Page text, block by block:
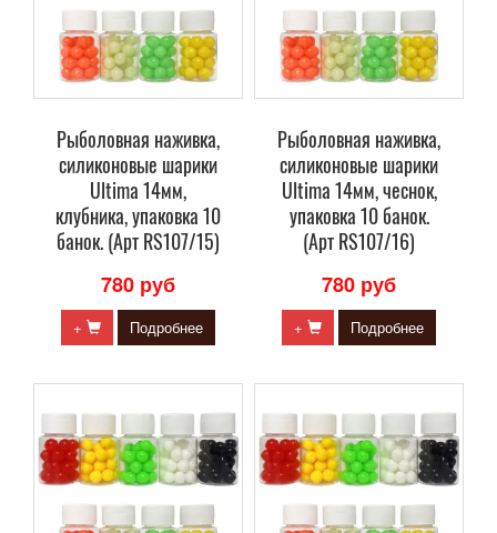
Рыболовная наживка,
силиконовые шарики
Ultima 14мм,
клубника, упаковка 10
банок. (Арт RS107/15)
780 руб
+ Подробнее
Рыболовная наживка,
силиконовые шарики
Ultima 14мм, чеснок,
упаковка 10 банок.
(Арт RS107/16)
780 руб
+ Подробнее